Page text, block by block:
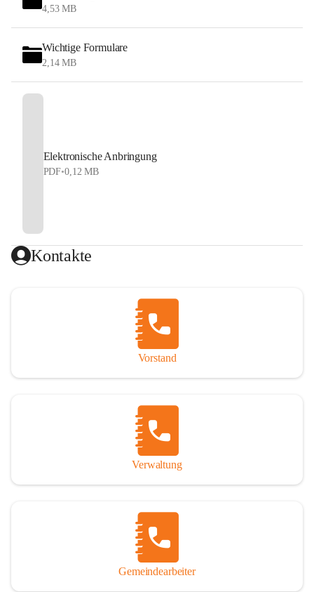
4,53 MB
Wichtige Formulare
2,14 MB
Elektronische Anbringung
PDF•0,12 MB
Kontakte
Vorstand
Verwaltung
Gemeindearbeiter